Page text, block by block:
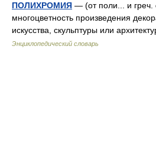
ПОЛИХРОМИЯ — (от поли... и греч.
многоцветность произведения
искусства, скульптуры или
Энциклопедический словарь